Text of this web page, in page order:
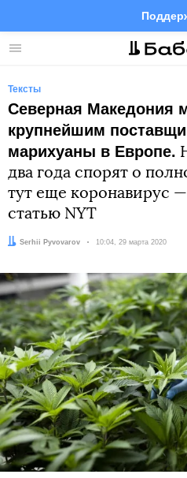
Меню Facebook
Тексты
Северная Македония
крупнейшим
марихуаны в Европе.
два года спорят о
тут еще коронавирус
статью NYT
Автор:
Serhii Pyvovarov Дата:
10:04, 29 марта 2020